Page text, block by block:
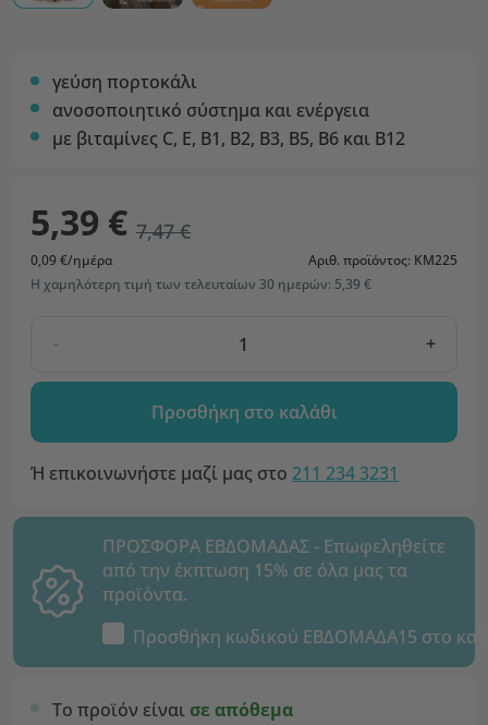
γεύση πορτοκάλι
ανοσοποιητικό σύστημα και ενέργεια
με βιταμίνες C, E, B1, B2, B3, B5, B6 και B12
5,39 € 7,47 €
0,09 €/ημέρα
Αριθ. προϊόντος: KM225
Η χαμηλότερη τιμή των τελευταίων 30 ημερών: 5,39 €
- +
Προσθήκη στο καλάθι
Ή επικοινωνήστε μαζί μας στο 211 234 3231
ΠΡΟΣΦΟΡΑ ΕΒΔΟΜΑΔΑΣ - Επωφεληθείτε
από την έκπτωση 15% σε όλα μας τα
προϊόντα.
Προσθήκη κωδικού ΕΒΔΟΜΑΔΑ15 στο
Το προϊόν είναι σε απόθεμα